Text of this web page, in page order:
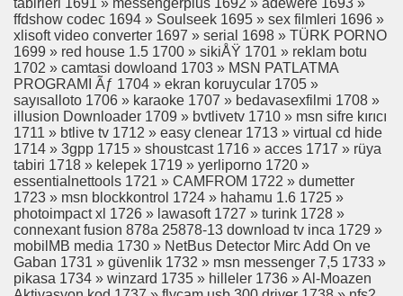
tabirleri 1691 » messengerplus 1692 » adewere 1693 »
ffdshow codec 1694 » Soulseek 1695 » sex filmleri 1696 »
xlisoft video converter 1697 » serial 1698 » TÜRK PORNO
1699 » red house 1.5 1700 » sikiÅŸ 1701 » reklam botu
1702 » camtasi dowloand 1703 » MSN PATLATMA
PROGRAMI Ãƒ 1704 » ekran koruycular 1705 »
sayısalloto 1706 » karaoke 1707 » bedavasexfilmi 1708 »
illusion Downloader 1709 » bvtlivetv 1710 » msn sifre kırıcı
1711 » btlive tv 1712 » easy clenear 1713 » virtual cd hide
1714 » 3gpp 1715 » shoustcast 1716 » acces 1717 » rüya
tabiri 1718 » kelepek 1719 » yerliporno 1720 »
essentialnettools 1721 » CAMFROM 1722 » dumetter
1723 » msn blockkontrol 1724 » hahamu 1.6 1725 »
photoimpact xl 1726 » lawasoft 1727 » turink 1728 »
connexant fusion 878a 25878-13 download tv inca 1729 »
mobilMB media 1730 » NetBus Detector Mirc Add On ve
Gaban 1731 » güvenlik 1732 » msn messenger 7,5 1733 »
pikasa 1734 » winzard 1735 » hilleler 1736 » Al-Moazen